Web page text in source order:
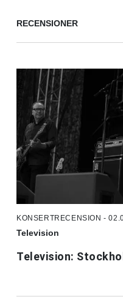
RECENSIONER
KONSERTRECENSION -
Television
Television: